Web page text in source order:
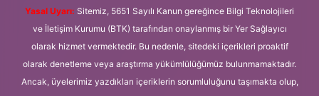
Yasal Uyarı: Sitemiz, 5651 Sayılı Kanun gereğince Bilgi Teknolojileri
ve İletişim Kurumu (BTK) tarafından onaylanmış bir Yer Sağlayıcı
olarak hizmet vermektedir. Bu nedenle, sitedeki içerikleri proaktif
olarak denetleme veya araştırma yükümlülüğümüz bulunmamaktadır.
Ancak, üyelerimiz yazdıkları içeriklerin sorumluluğunu taşımakta olup,